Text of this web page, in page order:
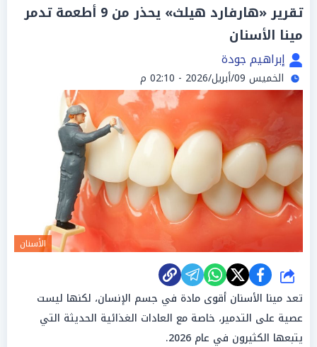
تقرير «هارفارد هيلث» يحذر من 9 أطعمة تدمر
مينا الأسنان
إبراهيم جودة
الخميس 09/أبريل/2026 - 02:10 م
الأسنان
شارك
تعد مينا الأسنان أقوى مادة في جسم الإنسان، لكنها ليست
عصية على التدمير، خاصة مع العادات الغذائية الحديثة التي
يتبعها الكثيرون في عام 2026.